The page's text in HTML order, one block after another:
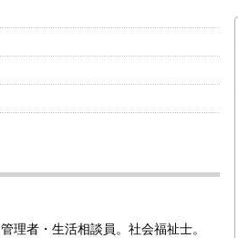
理者・生活相談員。社会福祉士。